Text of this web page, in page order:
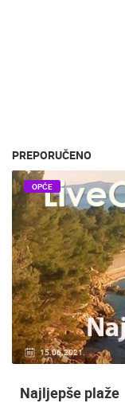
PREPORUČENO
15.06.2021.
OPĆE
Najljepše plaže